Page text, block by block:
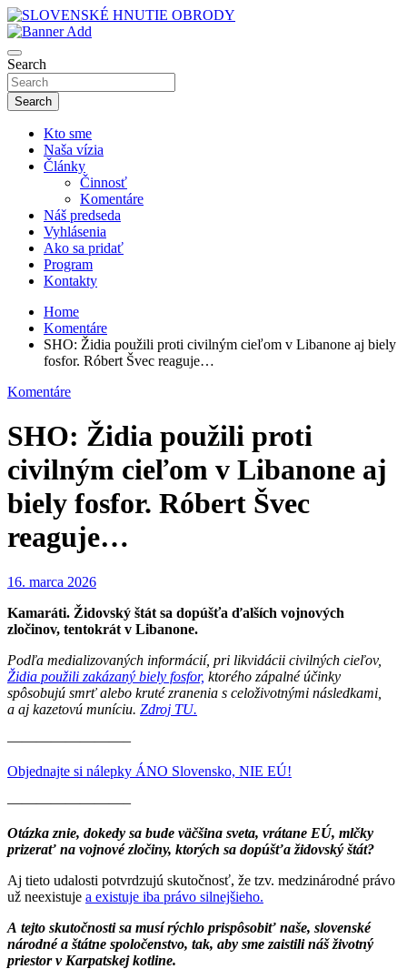
Skip
to
content
SLOVENSKÉ HNUTIE OBRODY
Search
Search
Kto sme
Naša vízia
Články
Činnosť
Komentáre
Náš predseda
Vyhlásenia
Ako sa pridať
Program
Kontakty
Home
Komentáre
SHO: Židia použili proti civilným cieľom v Libanone aj biely
fosfor. Róbert Švec reaguje…
Komentáre
SHO: Židia použili proti
civilným cieľom v Libanone aj
biely fosfor. Róbert Švec
reaguje…
16. marca 2026
Kamaráti. Židovský štát sa dopúšťa ďalších vojnových
zločinov, tentokrát v Libanone.
Podľa medializovaných informácií, pri likvidácii civilných cieľov,
Židia použili zakázaný biely fosfor, ktorého zápalné účinky
spôsobujú smrť alebo kruté zranenia s celoživotnými následkami,
a aj kazetovú muníciu. Zdroj TU.
————————–
Objednajte si nálepky ÁNO Slovensko, NIE EÚ!
————————–
Otázka znie, dokedy sa bude väčšina sveta, vrátane EÚ, mlčky
prizerať na vojnové zločiny, ktorých sa dopúšťa židovský štát?
Aj tieto udalosti potvrdzujú skutočnosť, že tzv. medzinárodné právo
už neexistuje a existuje iba právo silnejšieho.
A tejto skutočnosti sa musí rýchlo prispôsobiť naše, slovenské
národné a štátne spoločenstvo, tak, aby sme zaistili náš životný
priestor v Karpatskej kotline.